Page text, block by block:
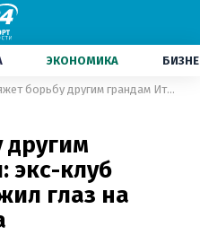
ЭКОНОМИКА
Навяжет борьбу другим грандам Италии: экс-клуб Шевченко положил глаз на лидера Шахтера
другим
экс-клуб
глаз на